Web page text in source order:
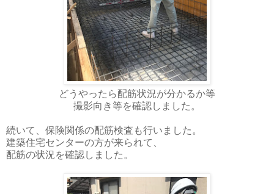
どうやったら配筋状況が分かるか等
撮影向き等を確認しました。
続いて、保険関係の配筋検査も行いました。
建築住宅センターの方が来られて、
配筋の状況を確認しました。